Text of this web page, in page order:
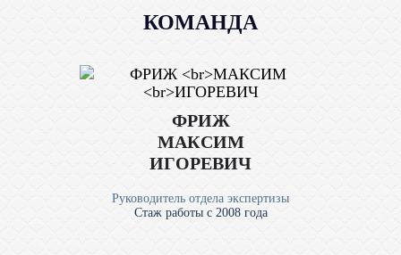
КОМАНДА
ФРИЖ
МАКСИМ
ИГОРЕВИЧ
Руководитель отдела экспертизы
Стаж работы с 2008 года